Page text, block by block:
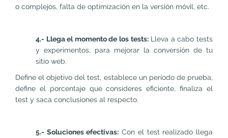
o complejos, falta de optimización en la versión móvil, etc.
4.- Llega el momento de los tests:Lleva a cabo tests
y experimentos, para mejorar la conversión de tu
sitio web.
Define el objetivo del test, establece un período de prueba,
define el porcentaje que consideres eficiente, finaliza el
test y saca conclusiones al respecto.
5.- Soluciones efectivas: Con el test realizado llega